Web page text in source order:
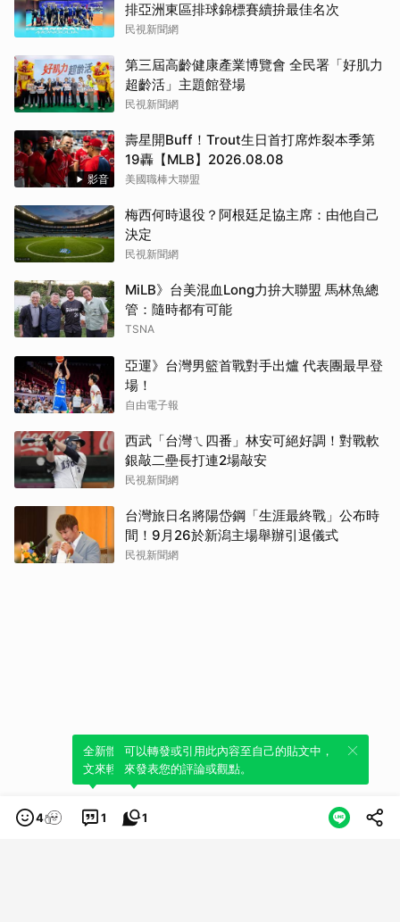
排亞洲東區排球錦標賽續拚最佳名次
民視新聞網
第三屆高齡健康產業博覽會 全民署「好肌力
超齡活」主題館登場
民視新聞網
影音
壽星開Buff！Trout生日首打席炸裂本季第
19轟【MLB】2026.08.08
美國職棒大聯盟
梅西何時退役？阿根廷足協主席：由他自己
決定
民視新聞網
MiLB》台美混血Long力拚大聯盟 馬林魚總
管：隨時都有可能
TSNA
亞運》台灣男籃首戰對手出爐 代表團最早登
場！
自由電子報
西武「台灣ㄟ四番」林安可絕好調！對戰軟
銀敲二壘長打連2場敲安
民視新聞網
台灣旅日名將陽岱鋼「生涯最終戰」公布時
間！9月26於新潟主場舉辦引退儀式
民視新聞網
4 1
全新體驗！一鍵引用此內容，透過發布貼
文來輕鬆表達個人立場。
1
可以轉發或引用此內容至自己的貼文中，
來發表您的評論或觀點。